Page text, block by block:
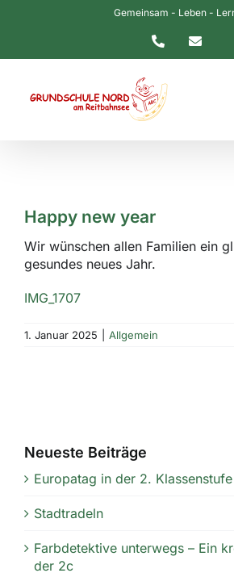
Gemeinsam - Leben -
TelefonE-
Happy new year
Wir wünschen allen Familien ein
gesundes neues Jahr.
IMG_1707
1. Januar 2025 Allgemein
Neueste Beiträge
Europatag in der 2. Klassenstufe
Stadtradeln
Farbdetektive unterwegs – Ein
der 2c